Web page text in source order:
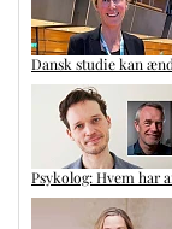
Dansk studie kan
Psykolog: Hvem har